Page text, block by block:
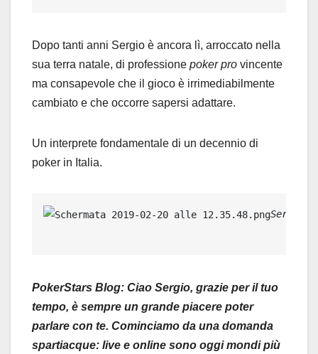
Dopo tanti anni Sergio è ancora lì, arroccato nella
sua terra natale, di professione poker pro vincente
ma consapevole che il gioco è irrimediabilmente
cambiato e che occorre sapersi adattare.
Un interprete fondamentale di un decennio di
poker in Italia.
Sergio
PokerStars Blog: Ciao Sergio, grazie per il tuo
tempo, è sempre un grande piacere poter
parlare con te. Cominciamo da una domanda
spartiacque: live e online sono oggi mondi più